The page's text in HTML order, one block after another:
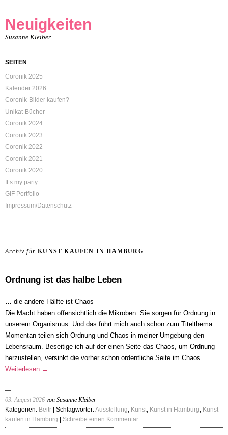
Neuigkeiten
Susanne Kleiber
SEITEN
Coronik 2025
Kalender 2026
Coronik-Bilder kaufen?
Unikat-Bücher
Coronik 2024
Coronik 2023
Coronik 2022
Coronik 2021
Coronik 2020
It’s my party …
GIF Portfolio
Impressum/Datenschutz
Archiv fürKUNST KAUFEN IN HAMBURG
Ordnung ist das halbe Leben
… die andere Hälfte ist Chaos
Die Macht haben offensichtlich die Mikroben. Sie sorgen für Ordnung in
unserem Organismus. Und das führt mich auch schon zum Titelthema.
Momentan teilen sich Ordnung und Chaos in meiner Umgebung den
Lebensraum. Beseitige ich auf der einen Seite das Chaos, um Ordnung
herzustellen, versinkt die vorher schon ordentliche Seite im Chaos.
Weiterlesen →
03. August 2026 von Susanne Kleiber
Kategorien: Beitr | Schlagwörter:Ausstellung, Kunst, Kunst in Hamburg, Kunst
kaufen in Hamburg
Schreibe einen Kommentar